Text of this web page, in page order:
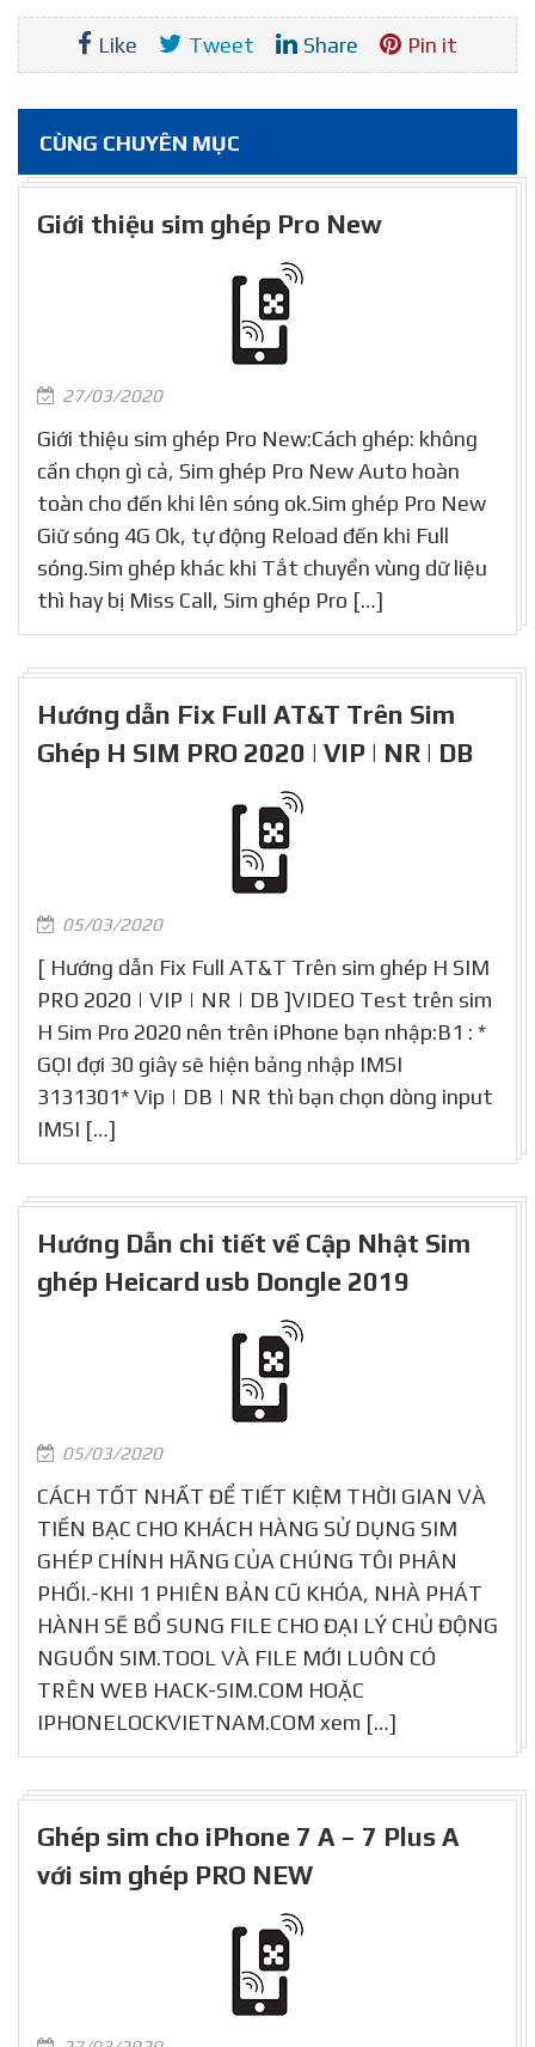
Like Tweet Share Pin it
CÙNG CHUYÊN MỤC
Giới thiệu sim ghép Pro New
27/03/2020
Giới thiệu sim ghép Pro New:Cách ghép: không
cần chọn gì cả, Sim ghép Pro New Auto hoàn
toàn cho đến khi lên sóng ok.Sim ghép Pro New
Giữ sóng 4G Ok, tự động Reload đến khi Full
sóng.Sim ghép khác khi Tắt chuyển vùng dữ liệu
thì hay bị Miss Call, Sim ghép Pro […]
Hướng dẫn Fix Full AT&T Trên Sim
Ghép H SIM PRO 2020 | VIP | NR | DB
05/03/2020
[ Hướng dẫn Fix Full AT&T Trên sim ghép H SIM
PRO 2020 | VIP | NR | DB ]VIDEO Test trên sim
H Sim Pro 2020 nên trên iPhone bạn nhập:B1 : *
GỌI đợi 30 giây sẽ hiện bảng nhập IMSI
3131301* Vip | DB | NR thì bạn chọn dòng input
IMSI […]
Hướng Dẫn chi tiết về Cập Nhật Sim
ghép Heicard usb Dongle 2019
05/03/2020
CÁCH TỐT NHẤT ĐỂ TIẾT KIỆM THỜI GIAN VÀ
TIỀN BẠC CHO KHÁCH HÀNG SỬ DỤNG SIM
GHÉP CHÍNH HÃNG CỦA CHÚNG TÔI PHÂN
PHỐI.-KHI 1 PHIÊN BẢN CŨ KHÓA, NHÀ PHÁT
HÀNH SẼ BỔ SUNG FILE CHO ĐẠI LÝ CHỦ ĐỘNG
NGUỒN SIM.TOOL VÀ FILE MỚI LUÔN CÓ
TRÊN WEB HACK-SIM.COM HOẶC
IPHONELOCKVIETNAM.COM xem […]
Ghép sim cho iPhone 7 A – 7 Plus A
với sim ghép PRO NEW